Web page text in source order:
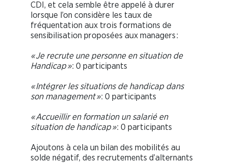
CDI, et cela semble être appelé à durer
lorsque l’on considère les taux de
fréquentation aux trois formations de
sensibilisation proposées aux managers :
« Je recrute une personne en situation de
Handicap »: 0 participants
« Intégrer les situations de handicap dans
son management »: 0 participants
« Accueillir en formation un salarié en
situation de handicap »: 0 participants
Ajoutons à cela un bilan des mobilités au
solde négatif, des recrutements d’alternants